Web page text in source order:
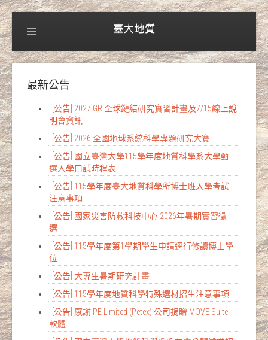
最新公告
[公告] 2027 GRI全球鏈結研究實習計畫及7/15線上說
明會資訊
[公告] 2026 全國地球系統科學專題研究大賽
[公告] 國立臺灣大學115學年度地質科學系大學甄
選入學口試時程表
[公告] 115學年度臺大地質科學所博士班入學考試
注意事項
[公告] 國家災害防救科技中心 2026年暑期實習徵
選
[公告] 115學年度第1學期學生申請逕行修讀博士學
位
[公告] 大專生暑期研究計畫
[公告] 115學年度地質科學特殊選材招生注意事項
[公告] 感謝 PE Limited (Petex) 公司捐贈 MOVE Suite
軟體